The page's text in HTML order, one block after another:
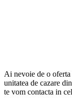
Ai nevoie de o oferta
unitatea de cazare
te vom contacta in